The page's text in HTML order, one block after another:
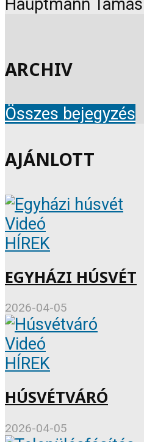
Hauptmann Tamás
ARCHIV
Összes bejegyzés
AJÁNLOTT
Videó
HÍREK
EGYHÁZI HÚSVÉT
2026-04-05
Videó
HÍREK
HÚSVÉTVÁRÓ
2026-04-05